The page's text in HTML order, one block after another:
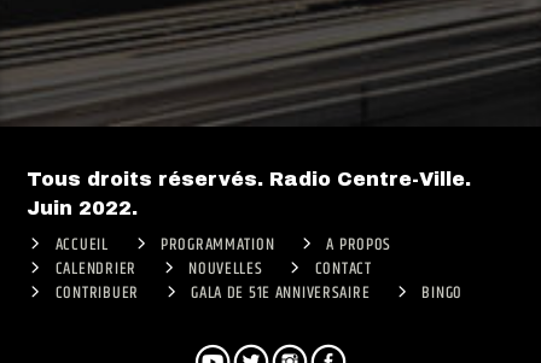
Tous droits réservés. Radio Centre-Ville.
Juin 2022.
ACCUEIL PROGRAMMATION
A PROPOS
CALENDRIER
NOUVELLES
CONTACT
CONTRIBUER
GALA DE 51E ANNIVERSAIRE BINGO